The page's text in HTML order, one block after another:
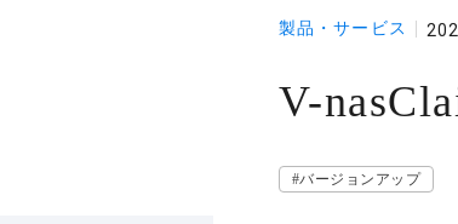
製品・サービス
V-
#バージョンアップ